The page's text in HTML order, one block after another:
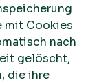
mit Cookies
nach
gelöscht,
die ihre